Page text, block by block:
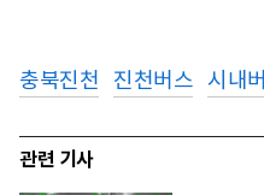
충북진천 진천버스 시내
관련 기사